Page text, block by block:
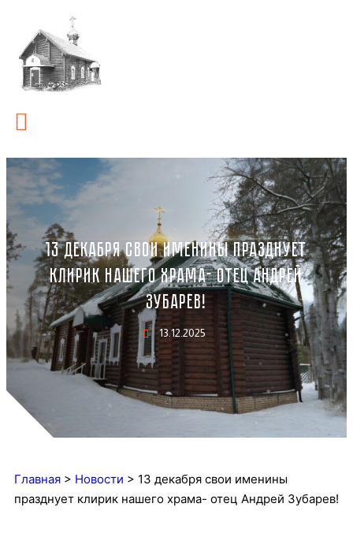
13 ДЕКАБРЯ СВОИ ИМЕНИНЫ ПРАЗДНУЕТ
КЛИРИК НАШЕГО ХРАМА- ОТЕЦ АНДРЕЙ
ЗУБАРЕВ!
13.12.2025
Главная > Новости > 13 декабря свои именины
празднует клирик нашего храма- отец Андрей Зубарев!